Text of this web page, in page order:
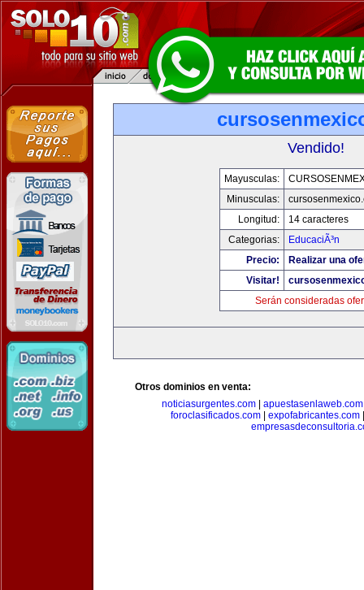
Vendido!
Mayusculas:
Minusculas:
Longitud:
14 caracteres
Categorias:
EducaciÃ³n
Precio:
Realizar una
Visitar!
Serán consideradas
Otros dominios en venta:
noticiasurgentes.com| apuestasenlaweb.com
foroclasificados.com
expofabricantes.com